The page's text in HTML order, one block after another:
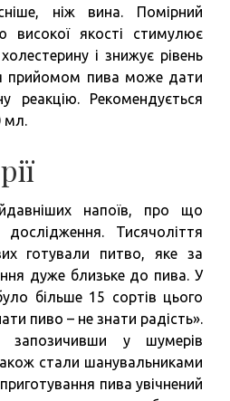
ніж вина. Помірний
високої якості стимулює
і знижує рівень
прийомом пива може дати
реакцію. Рекомендується
мл.
напоїв, про що
дослідження. Тисячоліття
готували питво, яке за
дуже близьке до пива. У
більше 15 сортів цього
пиво – не знати радість».
запозичивши у шумерів
стали шанувальниками
пива увічнений